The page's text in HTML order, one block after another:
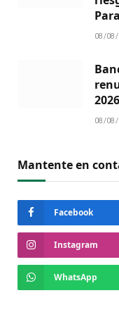
08/
2026
08/
Mantente en
Facebook
Instagram
WhatsApp